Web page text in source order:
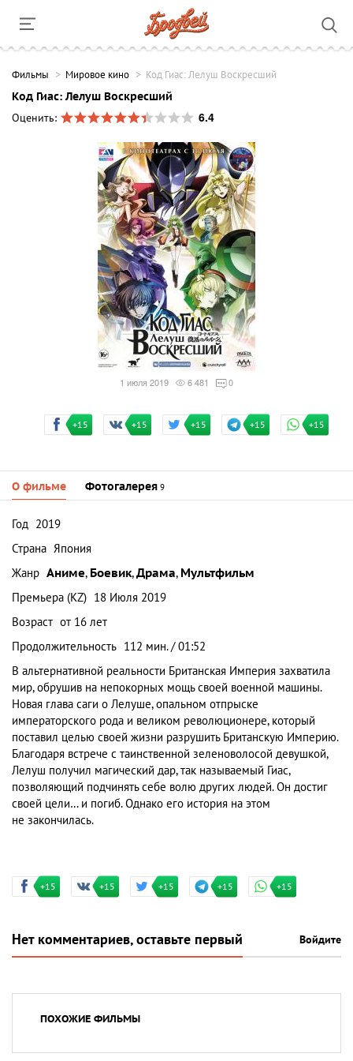
Фильмы Мировое кино Код Гиас: Лелуш Воскресший
Код Гиас: Лелуш Воскресший
Оценить:
6.4
1 июля 2019 6 481 0
+15 +15 +15 +15 +15
О фильме Фотогалерея 9
Год 2019
Страна Япония
Жанр Аниме, Боевик,Драма, Мультфильм
Премьера (KZ) 18 Июля 2019
Возраст от 16 лет
Продолжительность 112 мин. / 01:52
В альтернативной реальности Британская Империя захватила
мир, обрушив на непокорных мощь своей военной машины.
Новая глава саги о Лелуше, опальном отпрыске
императорского рода и великом революционере, который
поставил целью своей жизни разрушить Британскую Империю.
Благодаря встрече с таинственной зеленоволосой девушкой,
Лелуш получил магический дар, так называемый Гиас,
позволяющий подчинять себе волю других людей. Он достиг
своей цели… и погиб. Однако его история на этом
не закончилась.
+15 +15 +15 +15 +15
Нет комментариев, оставьте первый Войдите
ПОХОЖИЕ ФИЛЬМЫ